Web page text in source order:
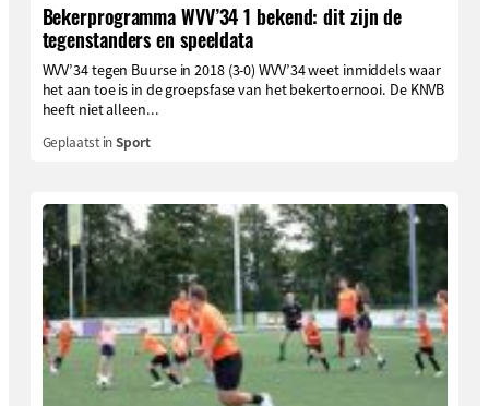
Bekerprogramma WVV’34 1 bekend: dit zijn de
tegenstanders en speeldata
WVV’34 tegen Buurse in 2018 (3-0) WVV’34 weet inmiddels waar
het aan toe is in de groepsfase van het bekertoernooi. De KNVB
heeft niet alleen...
Geplaatst inSport